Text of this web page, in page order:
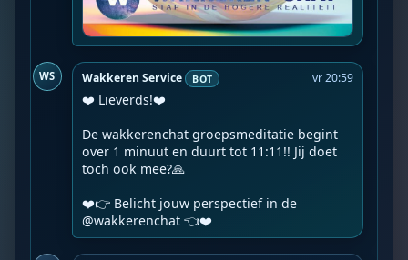
WS Wakkeren Service BOT vr 20:59
❤️ Lieverds!❤️
De wakkerenchat groepsmeditatie begint
over 1 minuut en duurt tot 11:11!! Jij doet
toch ook mee?🙏
❤️👉 Belicht jouw perspectief in de
@wakkerenchat 👈❤️️